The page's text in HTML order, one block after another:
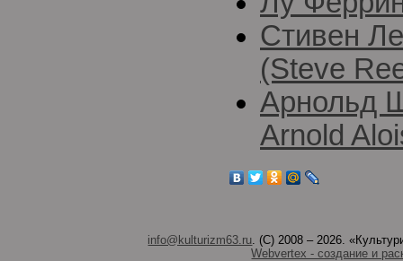
Стивен
(Steve
Арнольд
Arnold
info@kulturizm63.ru . (C) 2008 – 2026.
Webvertex - создание и